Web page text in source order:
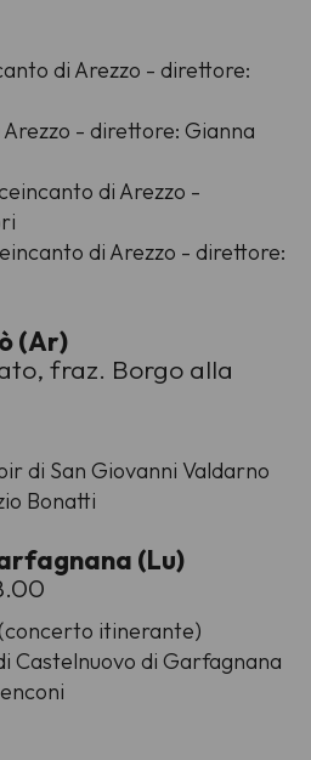
di Arezzo - direttore:
- direttore: Gianna
di Arezzo -
di Arezzo - direttore:
(Ar)
fraz. Borgo alla
di San Giovanni Valdarno
Bonatti
(Lu)
itinerante)
Castelnuovo di Garfagnana